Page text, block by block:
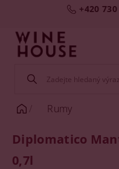
+420
Rumy
Diplomatico
0,7l